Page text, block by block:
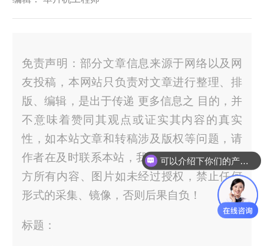
免责声明：部分文章信息来源于网络以及网
友投稿，本网站只负责对文章进行整理、排
版、编辑，是出于传递 更多信息之 目的，并
不意味着赞同其观点或证实其内容的真实
性，如本站文章和转稿涉及版权等问题，请
作者在及时联系本站，我们 会尽快处理。官
方所有内容、图片如未经过授权，禁止任何
形式的采集、镜像，否则后果自负！
标题：
可以介绍下你们的产品么？